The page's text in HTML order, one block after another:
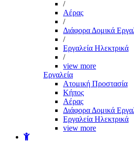
/
Αέρας
/
Διάφορα Δομικά
/
Εργαλεία Ηλεκτρικά
/
view more
Εργαλεία
Aτομική Προστασία
Kήπος
Αέρας
Διάφορα Δομικά
Εργαλεία Ηλεκτρικά
view more